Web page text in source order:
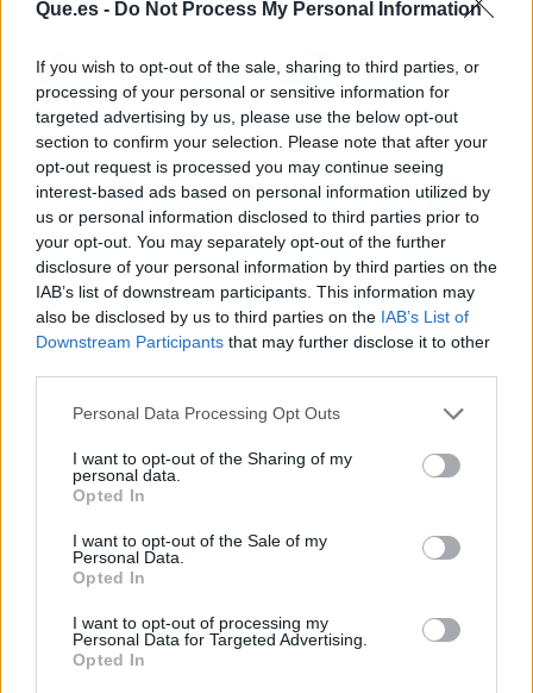
Que.es - Do Not Process My Personal Information
If you wish to opt-out of the sale, sharing to third parties, or
processing of your personal or sensitive information for
targeted advertising by us, please use the below opt-out
section to confirm your selection. Please note that after your
opt-out request is processed you may continue seeing
interest-based ads based on personal information utilized by
us or personal information disclosed to third parties prior to
your opt-out. You may separately opt-out of the further
disclosure of your personal information by third parties on the
IAB’s list of downstream participants. This information may
also be disclosed by us to third parties on the IAB’s List of
Downstream Participants that may further disclose it to other
Personal Data Processing Opt Outs
I want to opt-out of the Sharing of my
personal data.
Opted In
I want to opt-out of the Sale of my
Personal Data.
Opted In
I want to opt-out of processing my
Personal Data for Targeted Advertising.
Opted In
Antonella Roccuzzo: las
fotos con las que anima
a Leo Messi
Liga Santander: fecha de
inicio y primer partido